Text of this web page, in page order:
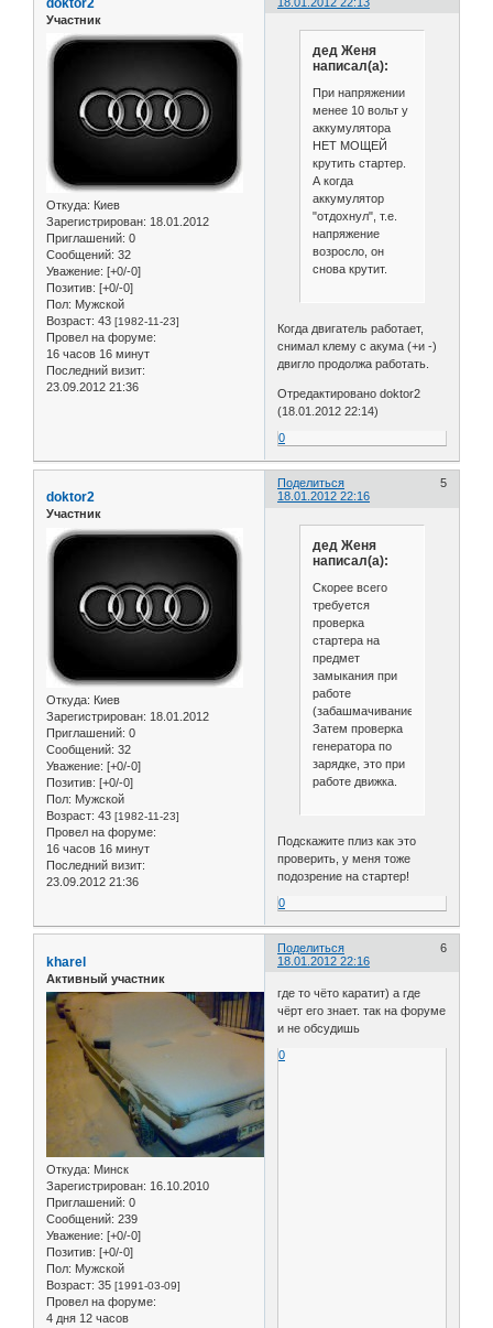
Участник
Откуда: Киев
Зарегистрирован: 18.01.2012
Приглашений: 0
Сообщений: 32
Уважение: [+0/-0]
Позитив: [+0/-0]
Пол: Мужской
Возраст: 43 [1982-11-23]
Провел на форуме:
16 часов 16 минут
Последний визит:
23.09.2012 21:36
дед Женя
написал(а):
При напряжении
менее 10 вольт у
аккумулятора
НЕТ МОЩЕЙ
крутить стартер.
А когда
аккумулятор
"отдохнул", т.е.
напряжение
возросло, он
снова крутит.
Когда двигатель работает,
снимал клему с акума (+и -)
двигло продолжа работать.
Отредактировано doktor2
(18.01.2012 22:14)
0
Поделиться
5
18.01.2012 22:16
doktor2
Участник
Откуда: Киев
Зарегистрирован: 18.01.2012
Приглашений: 0
Сообщений: 32
Уважение: [+0/-0]
Позитив: [+0/-0]
Пол: Мужской
Возраст: 43 [1982-11-23]
Провел на форуме:
16 часов 16 минут
Последний визит:
23.09.2012 21:36
дед Женя
написал(а):
Скорее всего
требуется
проверка
стартера на
предмет
замыкания при
работе
(забашмачивание).
Затем проверка
генератора по
зарядке, это при
работе движка.
Подскажите плиз как это
проверить, у меня тоже
подозрение на стартер!
0
Поделиться
6
18.01.2012 22:16
kharel
Активный участник
Откуда: Минск
Зарегистрирован: 16.10.2010
Приглашений: 0
Сообщений: 239
Уважение: [+0/-0]
Позитив: [+0/-0]
Пол: Мужской
Возраст: 35 [1991-03-09]
Провел на форуме:
4 дня 12 часов
где то чёто каратит) а где
чёрт его знает. так на форуме
и не обсудишь
0